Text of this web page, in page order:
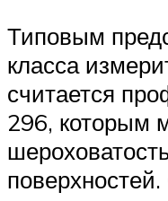
Типовым
класса
считается
296, которым